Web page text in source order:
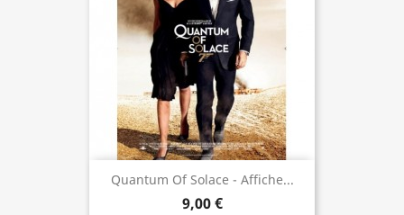
Quantum Of Solace - Affiche...
9,00 €